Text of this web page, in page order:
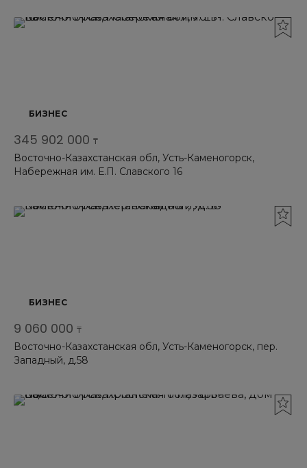
БИЗНЕС
345 902 000 ₸
Восточно-Казахстанская обл, Усть-Каменогорск,
Набережная им. Е.П. Славского 16
БИЗНЕС
9 060 000 ₸
Восточно-Казахстанская обл, Усть-Каменогорск, пер.
Западный, д.58